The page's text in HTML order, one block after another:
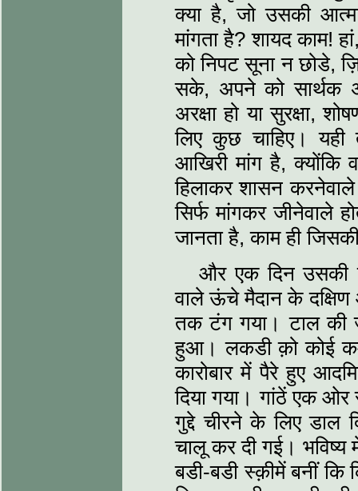
क्या है, जो उसकी
मांगता है? शायद काम!
को निपट सूना न छोडे,
सके, अपने को सार्थक
अरक्षा हो या सुरक्षा,
लिए कुछ चाहिए।
आखिरी मांग है, क्योंकि
हिलाकर शासन
सिर्फ मांगकर जीनेवाले
जानता है, काम ही
और एक दिन उसकी
वाले ऊंचे मैदान के
तक टंग गया। टाल की
हुआ। लकडी क़ो कोई
कारोबार में पैरे हुए
दिया गया। गांठें एक
गुद्दे चीरने के लिए डाल
चालू कर दी गई।
बडी-बडी स्क़ीमें बनीं